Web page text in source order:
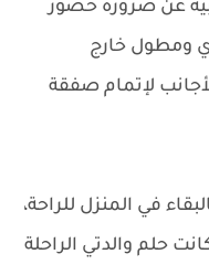
بيه عن ضرورة حضور
ومطول خارج
لإتمام صفقة
في المنزل للراحة،
حلم والدتي الراحلة